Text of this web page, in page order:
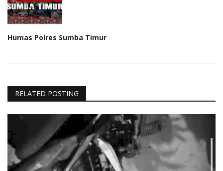
Humas Polres Sumba Timur
RELATED POSTING